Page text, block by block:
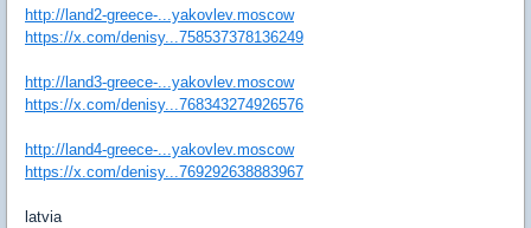
http://land2-greece-...yakovlev.moscow
https://x.com/denisy...758537378136249
http://land3-greece-...yakovlev.moscow
https://x.com/denisy...768343274926576
http://land4-greece-...yakovlev.moscow
https://x.com/denisy...769292638883967
latvia